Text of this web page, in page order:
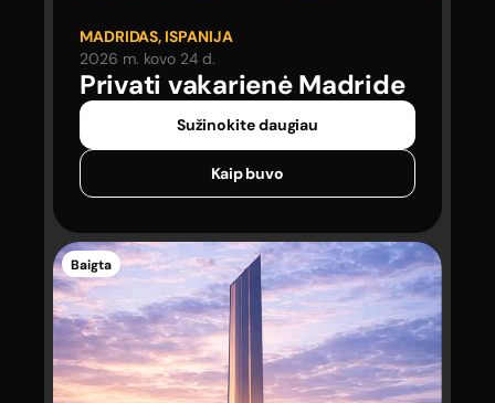
MADRIDAS, ISPANIJA
2026 m. kovo 24 d.
Privati vakarienėMadride
Sužinokite daugiau
Kaip buvo
Baigta